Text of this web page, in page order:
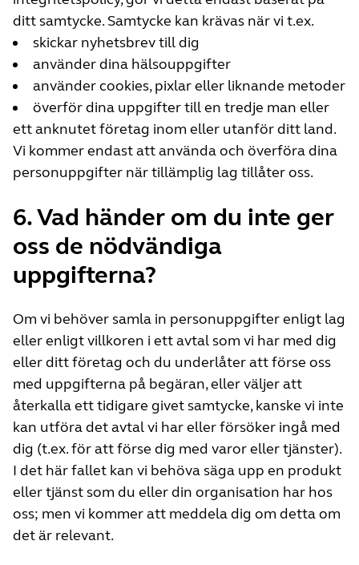
ditt samtycke. Samtycke kan krävas när vi t.ex.
skickar nyhetsbrev till dig
använder dina hälsouppgifter
använder cookies, pixlar eller liknande metoder
överför dina uppgifter till en tredje man eller
ett anknutet företag inom eller utanför ditt land.
Vi kommer endast att använda och överföra dina
personuppgifter när tillämplig lag tillåter oss.
6. Vad händer om du inte ger
oss de nödvändiga
uppgifterna?
Om vi behöver samla in personuppgifter enligt lag
eller enligt villkoren i ett avtal som vi har med dig
eller ditt företag och du underlåter att förse oss
med uppgifterna på begäran, eller väljer att
återkalla ett tidigare givet samtycke, kanske vi inte
kan utföra det avtal vi har eller försöker ingå med
dig (t.ex. för att förse dig med varor eller tjänster).
I det här fallet kan vi behöva säga upp en produkt
eller tjänst som du eller din organisation har hos
oss; men vi kommer att meddela dig om detta om
det är relevant.